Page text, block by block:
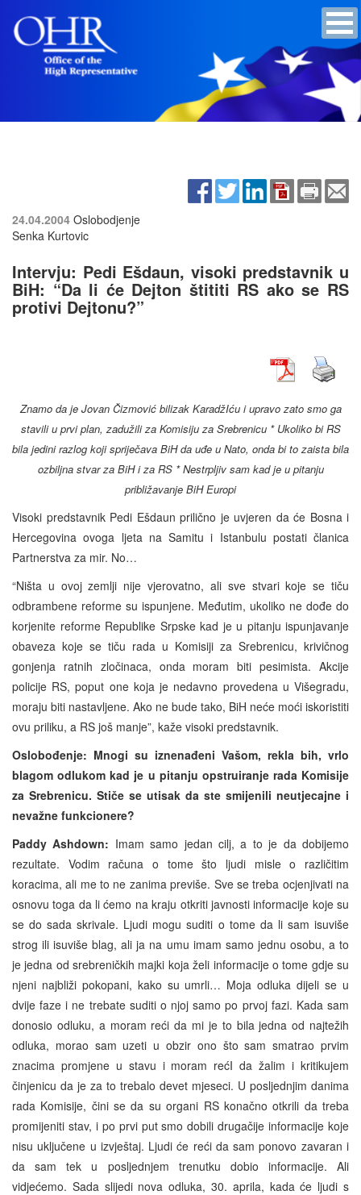
24.04.2004 Oslobodjenje
Senka Kurtovic
Intervju: Pedi Ešdaun, visoki predstavnik u
BiH: “Da li će Dejton štititi RS ako se RS
protivi Dejtonu?”
Znamo da je Jovan Čizmović bilizak KaradžIću i upravo zato smo ga
stavili u prvi plan, zadužili za Komisiju za Srebrenicu * Ukoliko bi RS
bila jedini razlog koji spriječava BiH da uđe u Nato, onda bi to zaista bila
ozbiljna stvar za BiH i za RS * Nestrpljiv sam kad je u pitanju
približavanje BiH Europi
Visoki predstavnik Pedi Ešdaun prilično je uvjeren da će Bosna i
Hercegovina ovoga ljeta na Samitu i Istanbulu postati članica
Partnerstva za mir. No…
“Ništa u ovoj zemlji nije vjerovatno, ali sve stvari koje se tiču
odbrambene reforme su ispunjene. Međutim, ukoliko ne dođe do
korjenite reforme Republike Srpske kad je u pitanju ispunjavanje
obaveza koje se tiču rada u Komisiji za Srebrenicu, krivičnog
gonjenja ratnih zločinaca, onda moram biti pesimista. Akcije
policije RS, poput one koja je nedavno provedena u Višegradu,
moraju biti nastavljene. Ako ne bude tako, BiH neće moći iskoristiti
ovu priliku, a RS još manje”, kaže visoki predstavnik.
Oslobođenje: Mnogi su iznenađeni Vašom, rekla bih, vrlo
blagom odlukom kad je u pitanju opstruiranje rada Komisije
za Srebrenicu. Stiče se utisak da ste smijenili neutjecajne i
nevažne funkcionere?
Paddy Ashdown: Imam samo jedan cilj, a to je da dobijemo
rezultate. Vodim računa o tome što ljudi misle o različitim
koracima, ali me to ne zanima previše. Sve se treba ocjenjivati na
osnovu toga da li ćemo na kraju otkriti javnosti informacije koje su
se do sada skrivale. Ljudi mogu suditi o tome da li sam isuviše
strog ili isuviše blag, ali ja na umu imam samo jednu osobu, a to
je jedna od srebreničkih majki koja želi informacije o tome gdje su
njeni najbliži pokopani, kako su umrli… Moja odluka dijeli se u
dvije faze i ne trebate suditi o njoj samo po prvoj fazi. Kada sam
donosio odluku, a moram reći da mi je to bila jedna od najtežih
odluka, morao sam uzeti u obzir ono što sam smatrao prvim
znacima promjene u stavu i moram rećI da žalim i kritikujem
činjenicu da je za to trebalo devet mjeseci. U posljednjim danima
rada Komisije, čini se da su organi RS konačno otkrili da treba
promijeniti stav, i po prvi put smo dobili drugačije informacije koje
nisu uključene u izvještaj. Ljudi će reći da sam ponovo zavaran i
da sam tek u posljednjem trenutku dobio informacije. Ali
vidjećemo. Sada slijedi nova odluka, 30. aprila, kada će ljudi s